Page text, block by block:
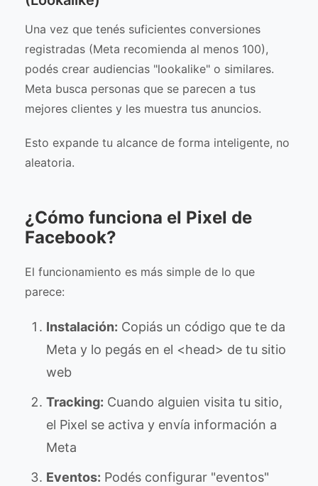
Una vez que tenés suficientes conversiones
registradas (Meta recomienda al menos 100),
podés crear audiencias "lookalike" o similares.
Meta busca personas que se parecen a tus
mejores clientes y les muestra tus anuncios.
Esto expande tu alcance de forma inteligente, no
aleatoria.
¿Cómo funciona el Pixel de
Facebook?
El funcionamiento es más simple de lo que
parece:
Instalación: Copiás un código que te da
Meta y lo pegás en el <head> de tu sitio
web
Tracking: Cuando alguien visita tu sitio,
el Pixel se activa y envía información a
Meta
Eventos: Podés configurar "eventos"